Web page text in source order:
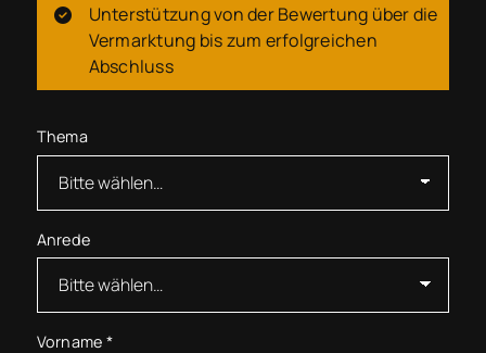
Unterstützung von der Bewertung über die
Vermarktung bis zum erfolgreichen
Abschluss
Thema
Anrede
Vorname *